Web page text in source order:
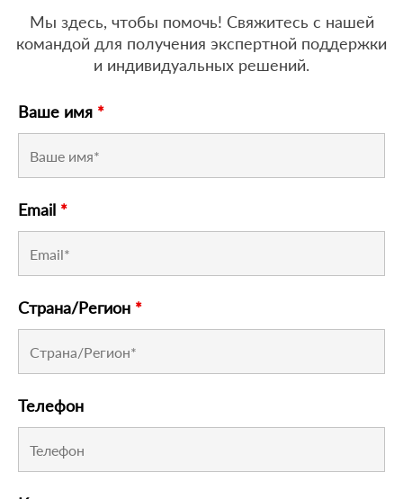
Мы здесь, чтобы помочь! Свяжитесь с нашей
командой для получения экспертной поддержки
и индивидуальных решений.
Ваше имя *
Email *
Страна/Регион *
Телефон